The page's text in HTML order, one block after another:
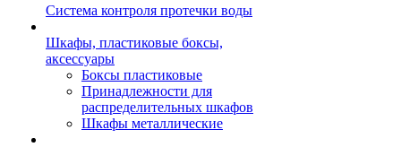
Система контроля протечки воды
Шкафы, пластиковые боксы,
аксессуары
Боксы пластиковые
Принадлежности для
распределительных шкафов
Шкафы металлические